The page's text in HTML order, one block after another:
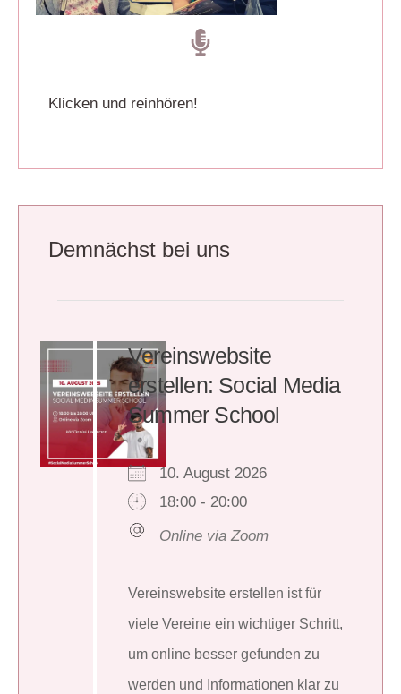
Klicken und reinhören!
Demnächst bei uns
Vereinswebsite
erstellen: Social Media
Summer School
10. August 2026
18:00 - 20:00
Online via Zoom
Vereinswebsite erstellen ist für
viele Vereine ein wichtiger Schritt,
um online besser gefunden zu
werden und Informationen klar zu